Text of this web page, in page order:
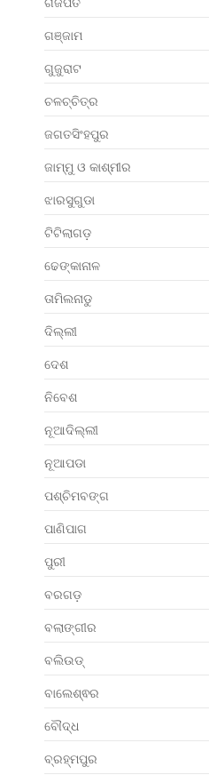
ଗଜପତି
ଗଞ୍ଜାମ
ଗୁଜୁରାଟ
ଚଳଚ୍ଚିତ୍ର
ଜଗତସିଂହପୁର
ଜାମ୍ମୁ ଓ କାଶ୍ମୀର
ଝାରସୁଗୁଡା
ଟିଟିଲାଗଡ଼
ଢେଙ୍କାନାଳ
ତାମିଲନାଡୁ
ଦିଲ୍ଲୀ
ଦେଶ
ନିବେଶ
ନୂଆଦିଲ୍ଲୀ
ନୂଆପଡା
ପଶ୍ଚିମବଙ୍ଗ
ପାଣିପାଗ
ପୁରୀ
ବରଗଡ଼
ବଲାଙ୍ଗୀର
ବଲିଉଡ୍
ବାଲେଶ୍ଵର
ବୌଦ୍ଧ
ବ୍ରହ୍ମପୁର